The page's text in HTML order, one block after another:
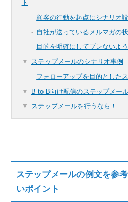
ト
顧客の行動を起点にシナリオ
自社が送っているメルマガの
目的を明確にしてブレないよ
ステップメールのシナリオ事例
フォローアップを目的とした
B to B向け配信のステップメー
ステップメールを行うなら！
ステップメールの例文を参
いポイント